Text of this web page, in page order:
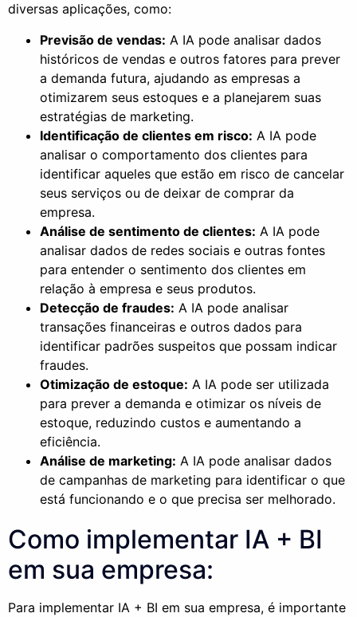
diversas aplicações, como:
Previsão de vendas: A IA pode analisar dados
históricos de vendas e outros fatores para prever
a demanda futura, ajudando as empresas a
otimizarem seus estoques e a planejarem suas
estratégias de marketing.
Identificação de clientes em risco: A IA pode
analisar o comportamento dos clientes para
identificar aqueles que estão em risco de cancelar
seus serviços ou de deixar de comprar da
empresa.
Análise de sentimento de clientes: A IA pode
analisar dados de redes sociais e outras fontes
para entender o sentimento dos clientes em
relação à empresa e seus produtos.
Detecção de fraudes: A IA pode analisar
transações financeiras e outros dados para
identificar padrões suspeitos que possam indicar
fraudes.
Otimização de estoque: A IA pode ser utilizada
para prever a demanda e otimizar os níveis de
estoque, reduzindo custos e aumentando a
eficiência.
Análise de marketing: A IA pode analisar dados
de campanhas de marketing para identificar o que
está funcionando e o que precisa ser melhorado.
Como implementar IA + BI
em sua empresa:
Para implementar IA + BI em sua empresa, é importante